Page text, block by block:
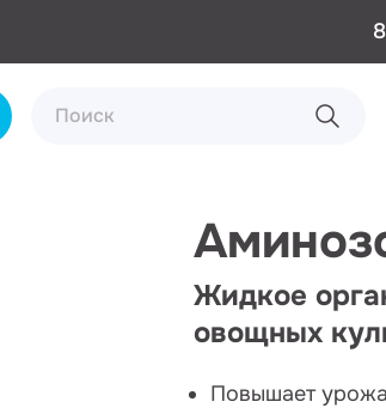
Жидкое
овощных
Повышает